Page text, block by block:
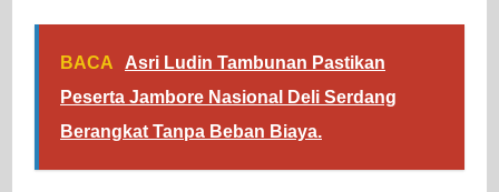
BACA
Asri Ludin Tambunan Pastikan
Peserta Jambore Nasional Deli Serdang
Berangkat Tanpa Beban Biaya.